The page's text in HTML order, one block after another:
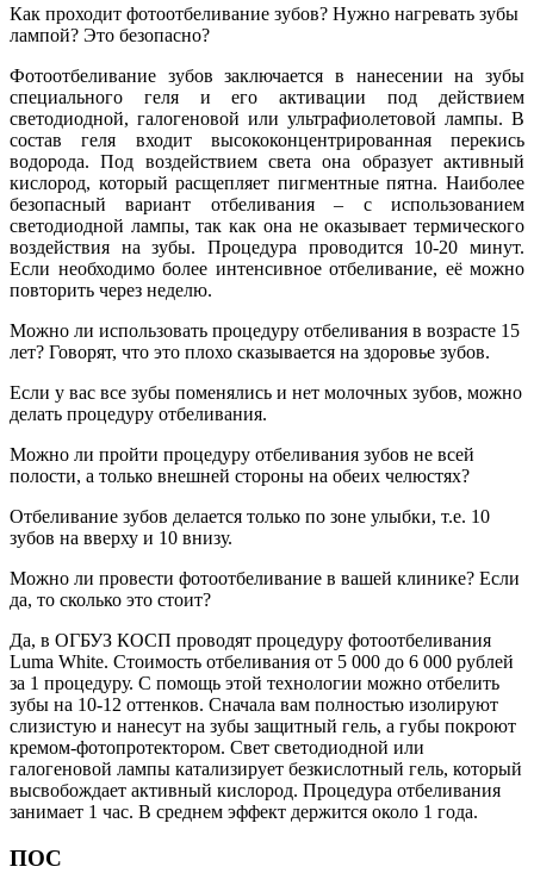
Как проходит фотоотбеливание зубов? Нужно нагревать зубы
лампой? Это безопасно?
Фотоотбеливание зубов заключается в нанесении на зубы
специального геля и его активации под действием
светодиодной, галогеновой или ультрафиолетовой лампы. В
состав геля входит высококонцентрированная перекись
водорода. Под воздействием света она образует активный
кислород, который расщепляет пигментные пятна. Наиболее
безопасный вариант отбеливания – с использованием
светодиодной лампы, так как она не оказывает термического
воздействия на зубы. Процедура проводится 10-20 минут.
Если необходимо более интенсивное отбеливание, её можно
повторить через неделю.
Можно ли использовать процедуру отбеливания в возрасте 15
лет? Говорят, что это плохо сказывается на здоровье зубов.
Если у вас все зубы поменялись и нет молочных зубов, можно
делать процедуру отбеливания.
Можно ли пройти процедуру отбеливания зубов не всей
полости, а только внешней стороны на обеих челюстях?
Отбеливание зубов делается только по зоне улыбки, т.е. 10
зубов на вверху и 10 внизу.
Можно ли провести фотоотбеливание в вашей клинике? Если
да, то сколько это стоит?
Да, в ОГБУЗ КОСП проводят процедуру фотоотбеливания
Luma White. Стоимость отбеливания от 5 000 до 6 000 рублей
за 1 процедуру. С помощь этой технологии можно отбелить
зубы на 10-12 оттенков. Сначала вам полностью изолируют
слизистую и нанесут на зубы защитный гель, а губы покроют
кремом-фотопротектором. Свет светодиодной или
галогеновой лампы катализирует безкислотный гель, который
высвобождает активный кислород. Процедура отбеливания
занимает 1 час. В среднем эффект держится около 1 года.
ПОС